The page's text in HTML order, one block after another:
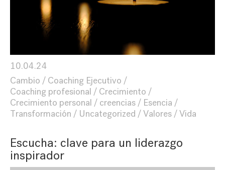
10.04.24
Cambio
Coaching Ejecutivo
Coaching profesional
Crecimiento
Crecimiento personal
creencias
Esencia
Transformación
Uncategorized Valores Vida
Escucha: clave para un liderazgo
inspirador